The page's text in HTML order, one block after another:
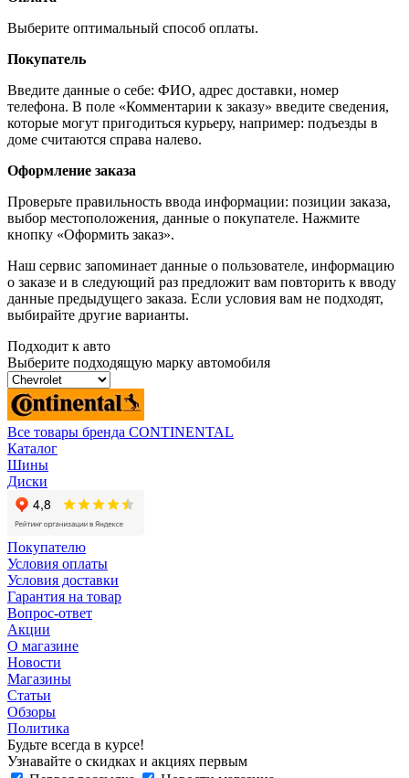
Выберите оптимальный способ оплаты.
Покупатель
Введите данные о себе: ФИО, адрес доставки, номер
телефона. В поле «Комментарии к заказу» введите сведения,
которые могут пригодиться курьеру, например: подъезды в
доме считаются справа налево.
Оформление заказа
Проверьте правильность ввода информации: позиции заказа,
выбор местоположения, данные о покупателе. Нажмите
кнопку «Оформить заказ».
Наш сервис запоминает данные о пользователе, информацию
о заказе и в следующий раз предложит вам повторить к вводу
данные предыдущего заказа. Если условия вам не подходят,
выбирайте другие варианты.
Подходит к авто
Выберите подходящую марку автомобиля
Все товары бренда CONTINENTAL
Каталог
Шины
Диски
Покупателю
Условия оплаты
Условия доставки
Гарантия на товар
Вопрос-ответ
Акции
О магазине
Новости
Магазины
Статьи
Обзоры
Политика
Будьте всегда в курсе!
Узнавайте о скидках и акциях первым